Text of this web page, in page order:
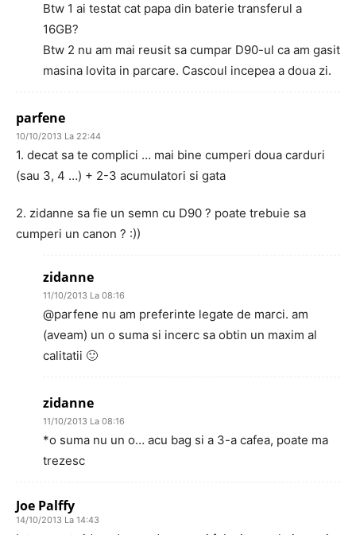
Btw 1 ai testat cat papa din baterie transferul a
16GB?
Btw 2 nu am mai reusit sa cumpar D90-ul ca am gasit
masina lovita in parcare. Cascoul incepea a doua zi.
parfene
10/10/2013 La 22:44
1. decat sa te complici … mai bine cumperi doua carduri
(sau 3, 4 …) + 2-3 acumulatori si gata
2. zidanne sa fie un semn cu D90 ? poate trebuie sa
cumperi un canon ? :))
zidanne
11/10/2013 La 08:16
@parfene nu am preferinte legate de marci. am
(aveam) un o suma si incerc sa obtin un maxim al
calitatii 🙂
zidanne
11/10/2013 La 08:16
*o suma nu un o… acu bag si a 3-a cafea, poate ma
trezesc
Joe Palffy
14/10/2013 La 14:43